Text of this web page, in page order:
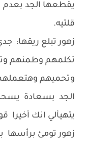
يقطعها الجد بعدم
قلتيه.
زهور تبلع ريقها:
تكلمهم وطمنهم
وتحميهم
الجد بسعادة
يتهيألي انك أخيرا
زهور تومئ برأسها